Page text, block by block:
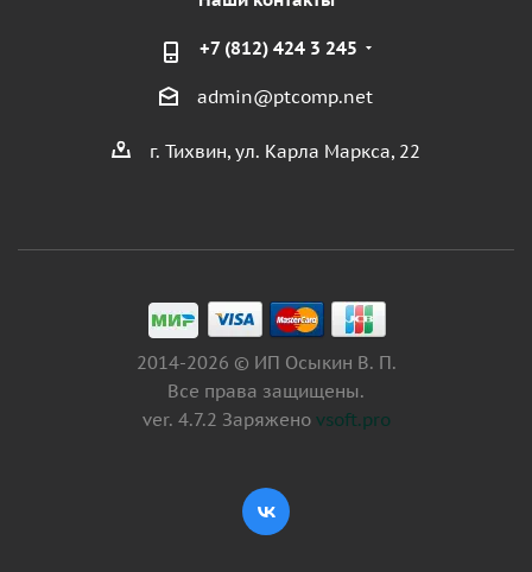
+7 (812) 424 3 245
admin@ptcomp.net
г. Тихвин, ул. Карла Маркса, 22
2014-2026 © ИП Осыкин В. П.
Все права защищены.
ver. 4.7.2 Заряжено vsoft.pro